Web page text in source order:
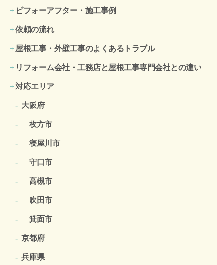
ビフォーアフター・施工事例
依頼の流れ
屋根工事・外壁工事のよくある トラブル
リフォーム会社・工務店と屋根工事専門会社との違い
対応エリア
大阪府
枚方市
寝屋川市
守口市
高槻市
吹田市
箕面市
京都府
兵庫県